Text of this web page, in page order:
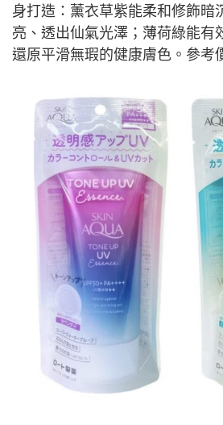
身打造：薰衣草紫能柔和修飾暗
亮、透出仙氣光澤；薄荷綠能有
還原平滑無瑕的健康膚色。參考